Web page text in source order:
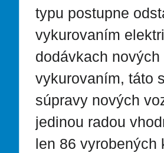
typu postupne
vykurovaním
dodávkach
vykurovaním, táto
súpravy nových
jedinou radou
len 86